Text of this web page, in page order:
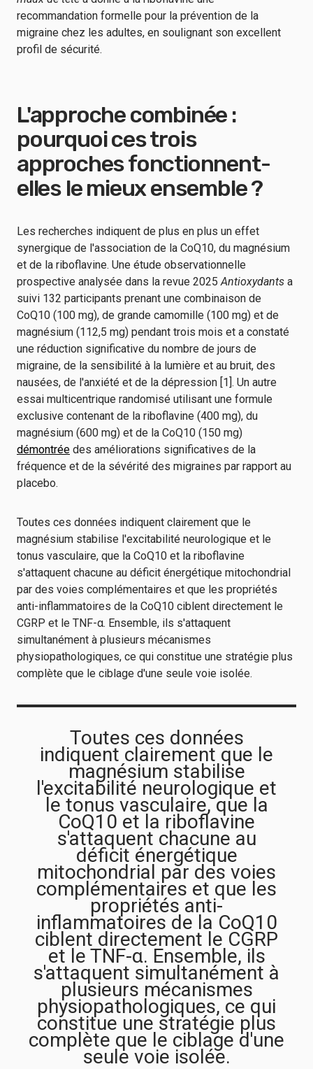
recommandation formelle pour la prévention de la
migraine chez les adultes, en soulignant son excellent
profil de sécurité.
L'approche combinée :
pourquoi ces trois
approches fonctionnent-
elles le mieux ensemble ?
Les recherches indiquent de plus en plus un effet
synergique de l'association de la CoQ10, du magnésium
et de la riboflavine. Une étude observationnelle
prospective analysée dans la revue 2025Antioxydants a
suivi 132 participants prenant une combinaison de
CoQ10 (100 mg), de grande camomille (100 mg) et de
magnésium (112,5 mg) pendant trois mois et a constaté
une réduction significative du nombre de jours de
migraine, de la sensibilité à la lumière et au bruit, des
nausées, de l'anxiété et de la dépression [1]. Un autre
essai multicentrique randomisé utilisant une formule
exclusive contenant de la riboflavine (400 mg), du
magnésium (600 mg) et de la CoQ10 (150 mg)
démontrée des améliorations significatives de la
fréquence et de la sévérité des migraines par rapport au
placebo.
Toutes ces données indiquent clairement que le
magnésium stabilise l'excitabilité neurologique et le
tonus vasculaire, que la CoQ10 et la riboflavine
s'attaquent chacune au déficit énergétique mitochondrial
par des voies complémentaires et que les propriétés
anti-inflammatoires de la CoQ10 ciblent directement le
CGRP et le TNF-α. Ensemble, ils s'attaquent
simultanément à plusieurs mécanismes
physiopathologiques, ce qui constitue une stratégie plus
complète que le ciblage d'une seule voie isolée.
Toutes ces données
indiquent clairement que le
magnésium stabilise
l'excitabilité neurologique et
le tonus vasculaire, que la
CoQ10 et la riboflavine
s'attaquent chacune au
déficit énergétique
mitochondrial par des voies
complémentaires et que les
propriétés anti-
inflammatoires de la CoQ10
ciblent directement le CGRP
et le TNF-α. Ensemble, ils
s'attaquent simultanément à
plusieurs mécanismes
physiopathologiques, ce qui
constitue une stratégie plus
complète que le ciblage d'une
seule voie isolée.